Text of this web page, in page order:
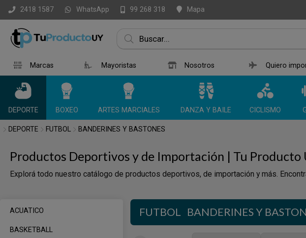
2418 1587 WhatsApp 99 268 318 Mapa
Marcas Mayoristas Nosotros Quiero
DEPORTE BOXEO ARTES MARCIALES DANZA Y BAILE CICLISMO
DEPORTE FUTBOL BANDERINES Y BASTONES
Productos Deportivos y de Importación | Tu Producto
Explorá todo nuestro catálogo de productos deportivos, de importación y más.
ACUATICO
BASKETBALL
FUTBOL BANDERINES Y